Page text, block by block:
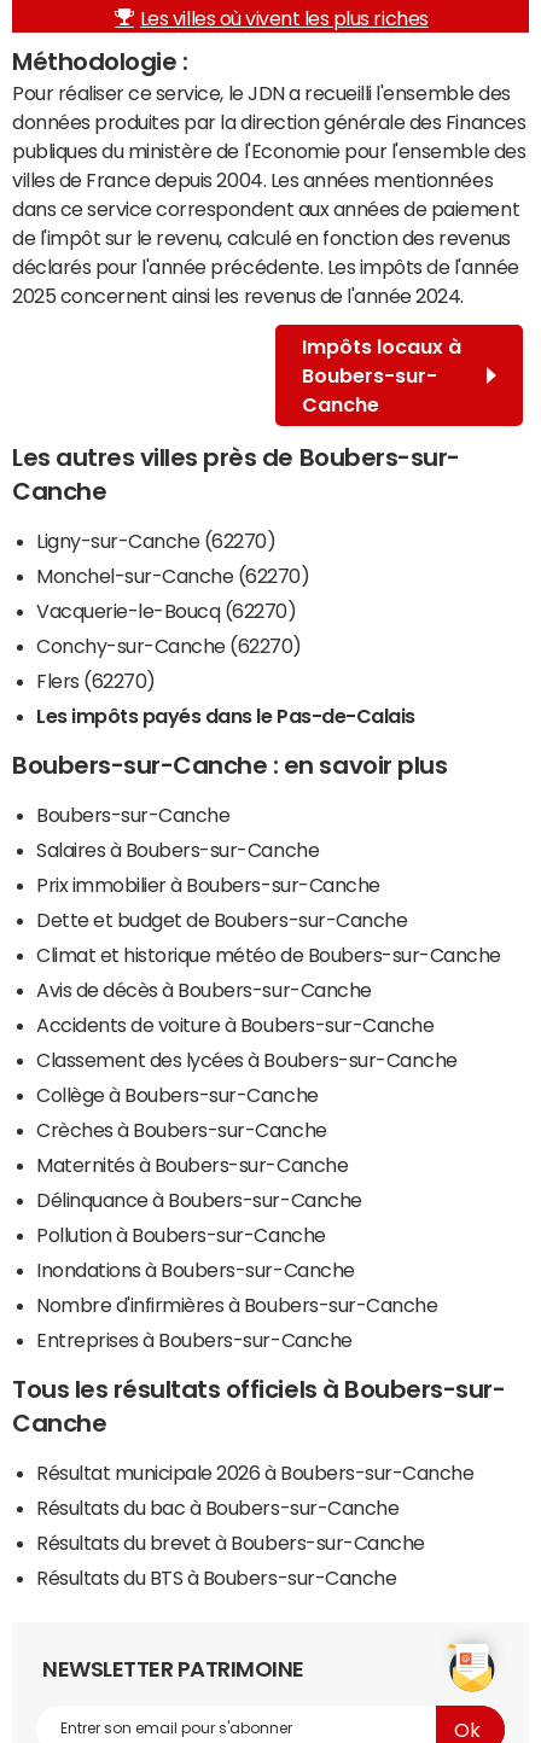
Les villes où vivent les plus riches
Méthodologie :
Pour réaliser ce service, le JDN a recueilli l'ensemble des
données produites par la direction générale des Finances
publiques du ministère de l'Economie pour l'ensemble des
villes de France depuis 2004. Les années mentionnées
dans ce service correspondent aux années de paiement
de l'impôt sur le revenu, calculé en fonction des revenus
déclarés pour l'année précédente. Les impôts de l'année
2025 concernent ainsi les revenus de l'année 2024.
Impôts locaux à
Boubers-sur-
Canche
Les autres villes près de Boubers-sur-
Canche
Ligny-sur-Canche (62270)
Monchel-sur-Canche (62270)
Vacquerie-le-Boucq (62270)
Conchy-sur-Canche (62270)
Flers (62270)
Les impôts payés dans le Pas-de-Calais
Boubers-sur-Canche : en savoir plus
Boubers-sur-Canche
Salaires à Boubers-sur-Canche
Prix immobilier à Boubers-sur-Canche
Dette et budget de Boubers-sur-Canche
Climat et historique météo de Boubers-sur-Canche
Avis de décès à Boubers-sur-Canche
Accidents de voiture à Boubers-sur-Canche
Classement des lycées à Boubers-sur-Canche
Collège à Boubers-sur-Canche
Crèches à Boubers-sur-Canche
Maternités à Boubers-sur-Canche
Délinquance à Boubers-sur-Canche
Pollution à Boubers-sur-Canche
Inondations à Boubers-sur-Canche
Nombre d'infirmières à Boubers-sur-Canche
Entreprises à Boubers-sur-Canche
Tous les résultats officiels à Boubers-sur-
Canche
Résultat municipale 2026 à Boubers-sur-Canche
Résultats du bac à Boubers-sur-Canche
Résultats du brevet à Boubers-sur-Canche
Résultats du BTS à Boubers-sur-Canche
NEWSLETTER PATRIMOINE